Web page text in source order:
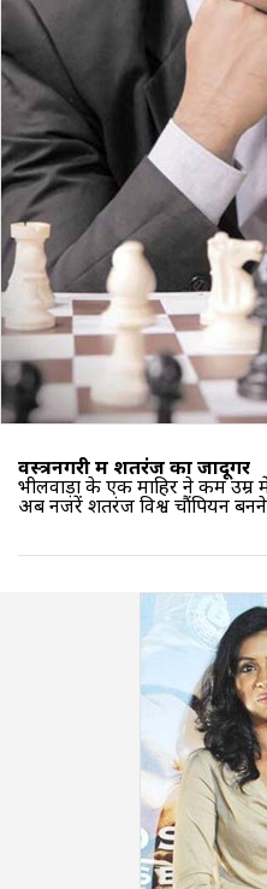
वस्त्रनगरी में शतरंज का जादूगर
भीलवाड़ा के एक माहिर ने कम उम्र
अब नजरें शतरंज विश्व चौंपियन